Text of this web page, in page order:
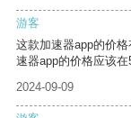
游客
这款加速器app的价
速器app的价格应该在
2024-09-09